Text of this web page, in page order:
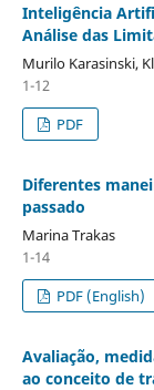
Inteligência
Análise das
Murilo Karasinski,
1-12
PDF
Diferentes
passado
Marina Trakas
1-14
PDF (English)
Avaliação,
ao conceito de